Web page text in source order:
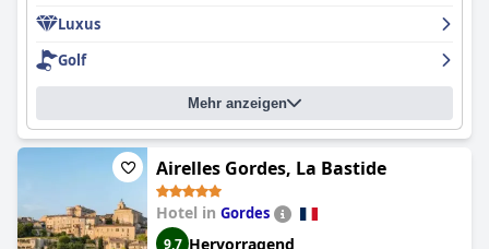
Weinauswahl zu den Mahlzeiten hoch gelobt. Auch das
Frühstück ist für viele Gäste ein Highlight mit einer großen
Auswahl an Optionen. Die Zimmer sind wunderschön
eingerichtet, geräumig und luxuriös und verfügen über private
Terrassen und Whirlpools. Das Hotel verfügt über zwei Pools,
darunter ein Infinity-Pool, und einen direkten Zugang zum
Meer. Die Gäste loben die Sauberkeit und Pflege des Hotels, das
sie als eine Oase der Ruhe beschreiben. Alles in allem ist
ein wunderschönes und historisches Hotel, das
außergewöhnliche Dienstleistungen und Annehmlichkeiten
bietet, die den Gästen einen unvergesslichen Aufenthalt
bescheren.
Luxus
Golf
Mehr anzeigen
Airelles Gordes, La Bastide
Hotel in Gordes
9,7 Hervorragend